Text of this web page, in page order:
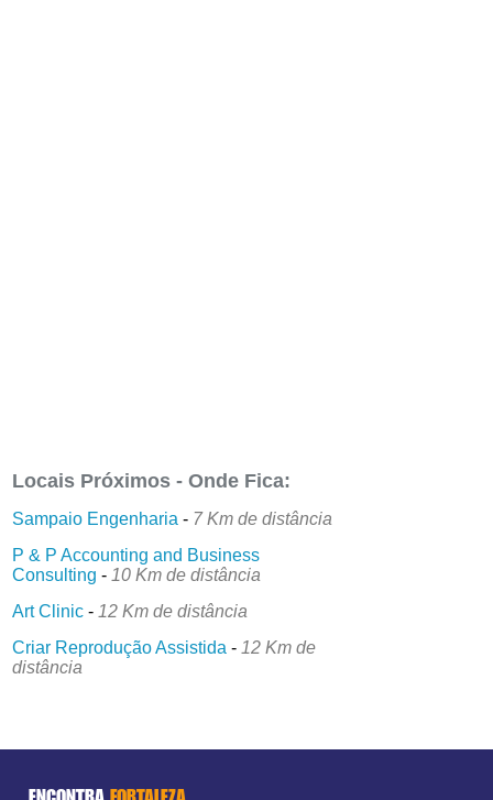
Locais Próximos - Onde Fica:
Sampaio Engenharia - 7 Km de distância
P & P Accounting and Business
Consulting - 10 Km de distância
Art Clinic - 12 Km de distância
Criar Reprodução Assistida - 12 Km de
distância